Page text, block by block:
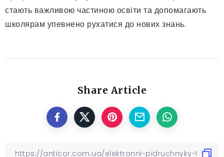
стають важливою частиною освіти та допомагають
школярам упевнено рухатися до нових знань.
Share Article